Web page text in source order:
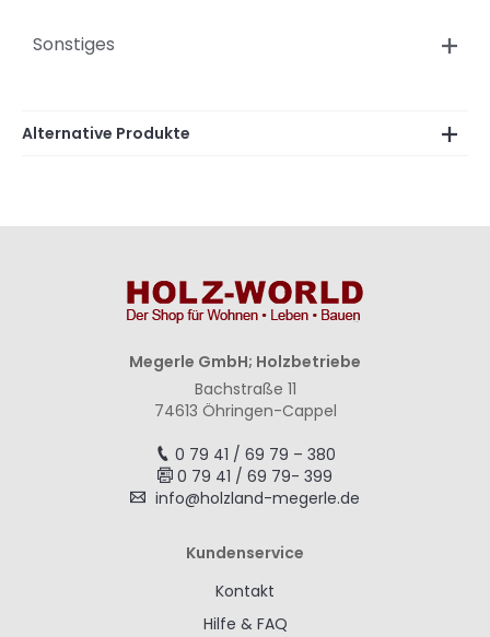
Sonstiges
Alternative Produkte
Megerle GmbH; Holzbetriebe
Bachstraße 11
74613 Öhringen-Cappel
0 79 41 / 69 79 – 380
0 79 41 / 69 79- 399
info@holzland-megerle.de
Kundenservice
Kontakt
Hilfe & FAQ